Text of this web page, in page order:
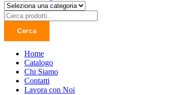
Cerca
Home
Catalogo
Chi Siamo
Contatti
Lavora con Noi